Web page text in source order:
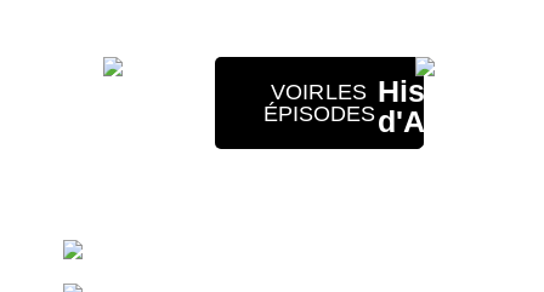
VOIR LES
ÉPISODES
Histoires
d'Arthur
en